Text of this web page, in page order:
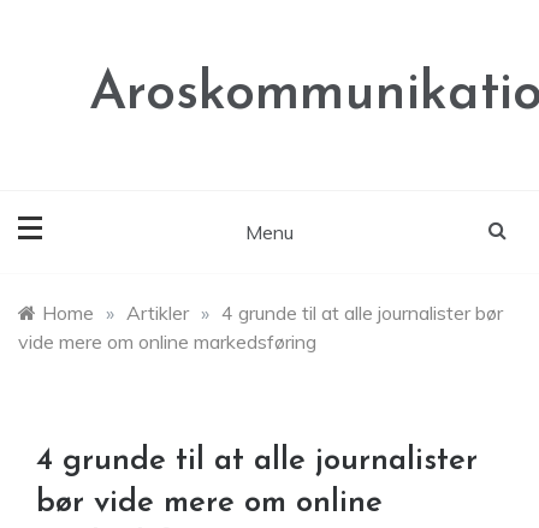
Menu
Home » Artikler » 4 grunde til at alle journalister bør
vide mere om online markedsføring
4 grunde til at alle journalister
bør vide mere om online